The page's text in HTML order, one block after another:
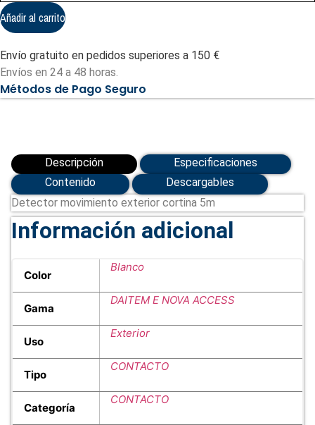
exterior
cortina
5m
cantidad
Añadir al carrito
Envío gratuito en pedidos superiores a 150 €
Envíos en 24 a 48 horas.
Métodos de Pago Seguro
Descripción
Especificaciones
Contenido
Descargables
Detector movimiento exterior cortina 5m
Información adicional
Color
Blanco
Gama
DAITEM E NOVA ACCESS
Uso
Exterior
Tipo
CONTACTO
Categoría
CONTACTO